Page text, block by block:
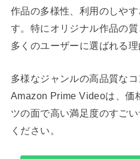
作品の多様性、利用のしや
す。特にオリジナル作品の
多くのユーザーに選ばれる理
多様なジャンルの高品質な
Amazon Prime Videoは、価
ツの面で高い満足度のすご
ください。